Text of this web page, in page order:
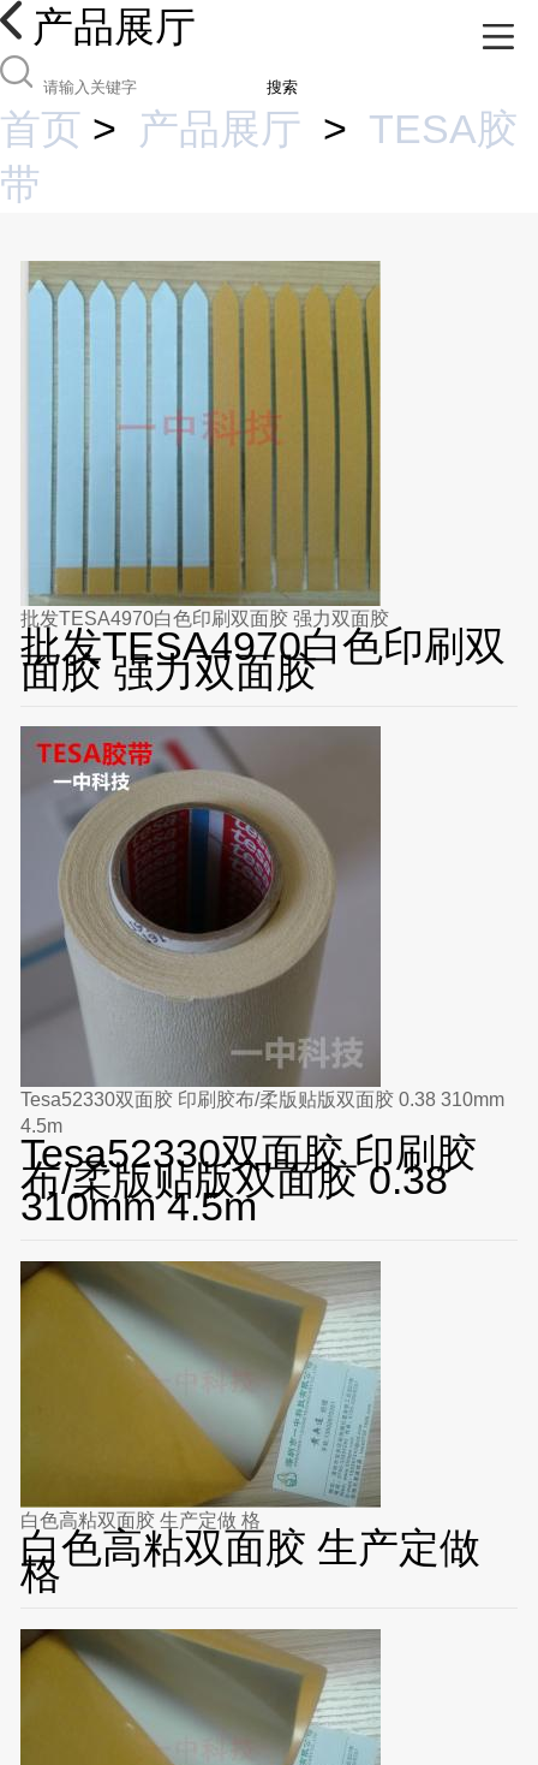
产品展厅
搜索
首页 > 产品展厅 > TESA胶
带
批发TESA4970白色印刷双面胶 强力双面胶
批发TESA4970白色印刷双
面胶 强力双面胶
Tesa52330双面胶 印刷胶布/柔版贴版双面胶 0.38 310mm
4.5m
Tesa52330双面胶 印刷胶
布/柔版贴版双面胶 0.38
310mm 4.5m
白色高粘双面胶 生产定做 格
白色高粘双面胶 生产定做
格